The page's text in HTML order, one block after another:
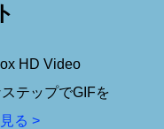
HD Video
テップでGIFを
る >